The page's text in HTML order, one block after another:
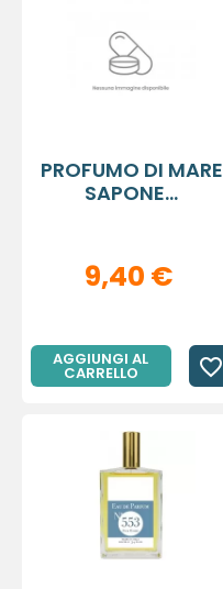
PROFUMO DI MARE
SAPONE...
9,40 €
AGGIUNGI AL
CARRELLO favorite_border